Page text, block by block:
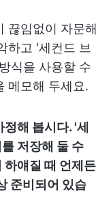
끊임없이 자문해
하고 '세컨드 브
식을 사용할 수
메모해 두세요.
해 봅시다. '세
저장해 둘 수
하얘질 때 언제든
준비되어 있습